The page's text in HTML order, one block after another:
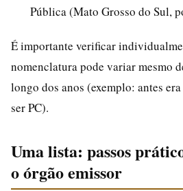
Pública (Mato Grosso do Sul,
É importante verificar
nomenclatura pode variar mesmo
longo dos anos (exemplo: antes era
ser PC).
Uma lista: passos
o órgão emissor